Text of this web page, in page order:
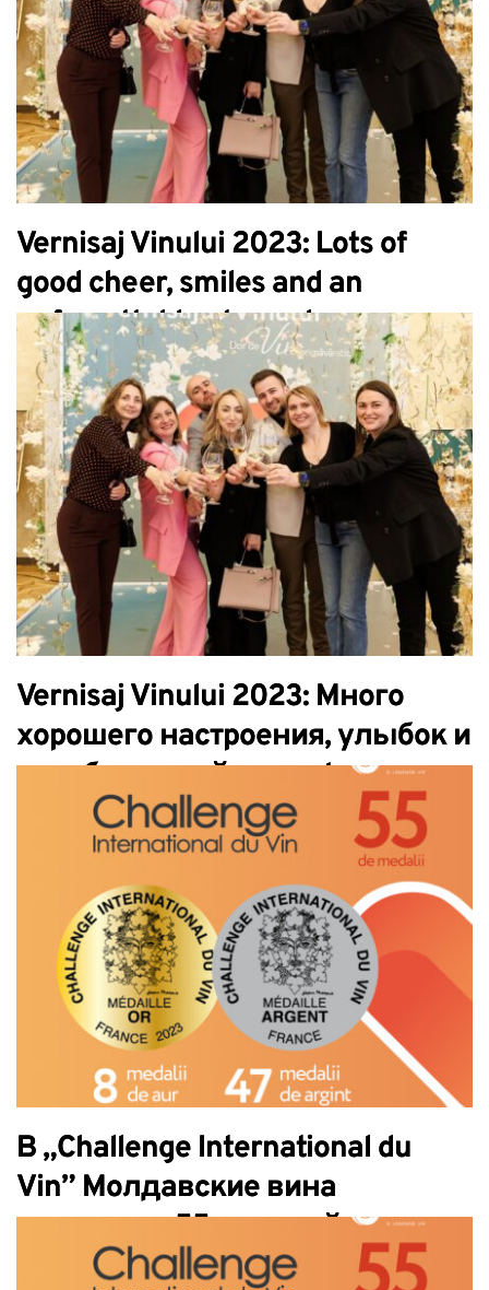
Vernisaj Vinului 2023: Lots of
good cheer, smiles and an
unforgettable atmosphere
Vernisaj Vinului 2023: Много
хорошего настроения, улыбок и
незабываемой атмосферы
В „Challenge International du
Vin” Молдавские вина
завоевали 55 медалей